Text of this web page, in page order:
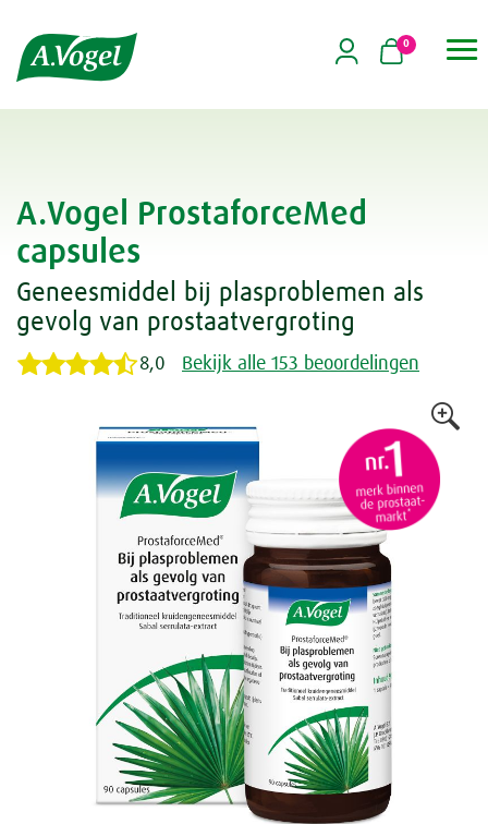
0 
A.Vogel ProstaforceMed
capsules
Geneesmiddel bij plasproblemen als
gevolg van prostaatvergroting
8,0 Bekijk alle 153 beoordelingen